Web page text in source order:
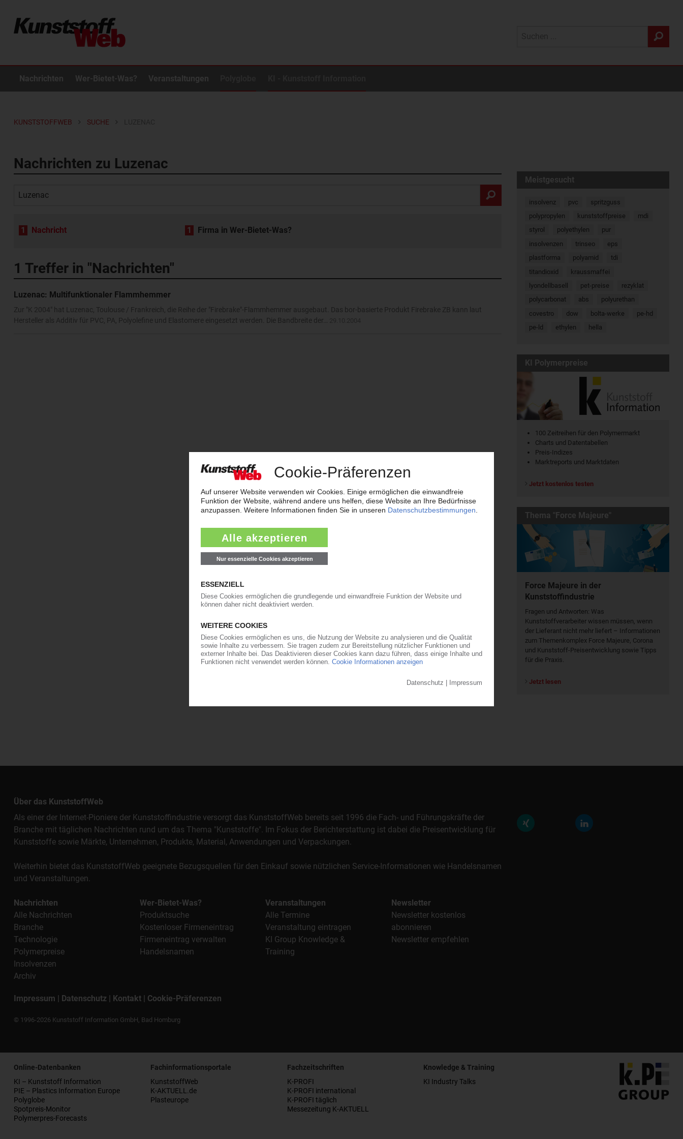
Nachrichten Wer-Bietet-Was? Veranstaltungen
KUNSTSTOFFWEB SUCHE
Nachrichten zu Luzenac
1 Nachricht 1 Firma in Wer-Bietet-Was?
1 Treffer in "Nachrichten"
Luzenac: Multifunktionaler Flammhemmer
Zur "K 2004" hat Luzenac, Toulouse / Frankreich, die Reihe der "Firebrake"-Flammhemmer ausgebaut. Das bor-basierte Produkt Firebrake ZB kann laut
Hersteller als Additiv für PVC, PA, Polyolefine und Elastomere eingesetzt werden. Die Bandbreite der…
Meistgesucht
insolvenz pvc
spritzguss
polypropylen
kunststoffpreise
mdi
styrol
polyethylen
pur
insolvenzen
trinseo
eps
plastforma
polyamid
tdi
titandioxid
kraussmaffei
lyondellbasell
pet-preise
rezyklat
polycarbonat
abs
polyurethan
covestro
dow bolta-werke
pe-hd
pe-ld
ethylen hella
KI Polymerpreise
100 Zeitreihen für den Polymermarkt
Charts und Datentabellen
Preis-Indizes
Marktreports und Marktdaten
Jetzt kostenlos testen
Thema "Force Majeure"
Force Majeure in der
Kunststoffindustrie
Fragen und Antworten: Was
Kunst­stoff­verarbeiter wissen müssen, wenn
der Lieferant nicht mehr liefert – Informationen
zum Themenkomplex Force Majeure, Corona
und Kunststoff-Preisentwicklung sowie Tipps
für die Praxis.
Jetzt lesen
Über das KunststoffWeb
Als einer der Internet-Pioniere der Kunststoffindustrie versorgt das KunststoffWeb bereits seit 1996 die Fach- und Führungskräfte der
Branche mit täglichen Nachrichten rund um das Thema "Kunststoffe". Im Fokus der Berichterstattung ist dabei die Preisentwicklung für
Kunststoffe sowie Märkte, Unternehmen, Produkte, Material, Anwendungen und Verpackungen.
Weiterhin bietet das KunststoffWeb geeignete Bezugsquellen für den Einkauf sowie nützlichen Service-Informationen wie Handelsnamen
und Veranstaltungen.
Nachrichten
Alle Nachrichten
Branche
Technologie
Polymerpreise
Insolvenzen
Archiv
Wer-Bietet-Was?
Produktsuche
Kostenloser Firmeneintrag
Firmeneintrag verwalten
Handelsnamen
Veranstaltungen
Alle Termine
Veranstaltung eintragen
KI Group Knowledge &
Training
Newsletter
Newsletter kostenlos
abonnieren
Newsletter empfehlen
Impressum | Datenschutz | Kontakt | Cookie-Präferenzen
© 1996-2026 Kunststoff Information GmbH, Bad Homburg
Online-Datenbanken
KI – Kunststoff Information
PIE – Plastics Information Europe
Polyglobe
Spotpreis-Monitor
Polymerpres-Forecasts
Fachinformationsportale
KunststoffWeb
K-AKTUELL.de
Plasteurope
Fachzeitschriften
K-PROFI
K-PROFI international
K-PROFI täglich
Messezeitung K-AKTUELL
Knowledge & Training
KI Industry Talks